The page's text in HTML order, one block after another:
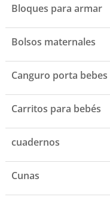
Bloques para armar
Bolsos maternales
Canguro porta bebes
Carritos para bebés
cuadernos
Cunas